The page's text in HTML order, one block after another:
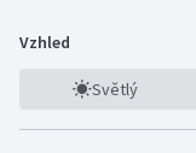
Vzhled
Světlý